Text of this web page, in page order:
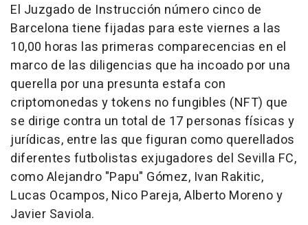
El Juzgado de Instrucción número cinco de
Barcelona tiene fijadas para este viernes a las
10,00 horas las primeras comparecencias en el
marco de las diligencias que ha incoado por una
querella por una presunta estafa con
criptomonedas y tokens no fungibles (NFT) que
se dirige contra un total de 17 personas físicas y
jurídicas, entre las que figuran como querellados
diferentes futbolistas exjugadores del Sevilla FC,
como Alejandro "Papu" Gómez, Ivan Rakitic,
Lucas Ocampos, Nico Pareja, Alberto Moreno y
Javier Saviola.